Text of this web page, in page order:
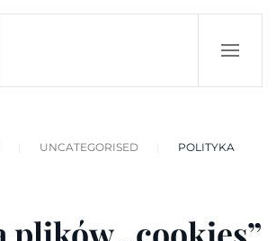
UNCATEGORISED
POLITYKA